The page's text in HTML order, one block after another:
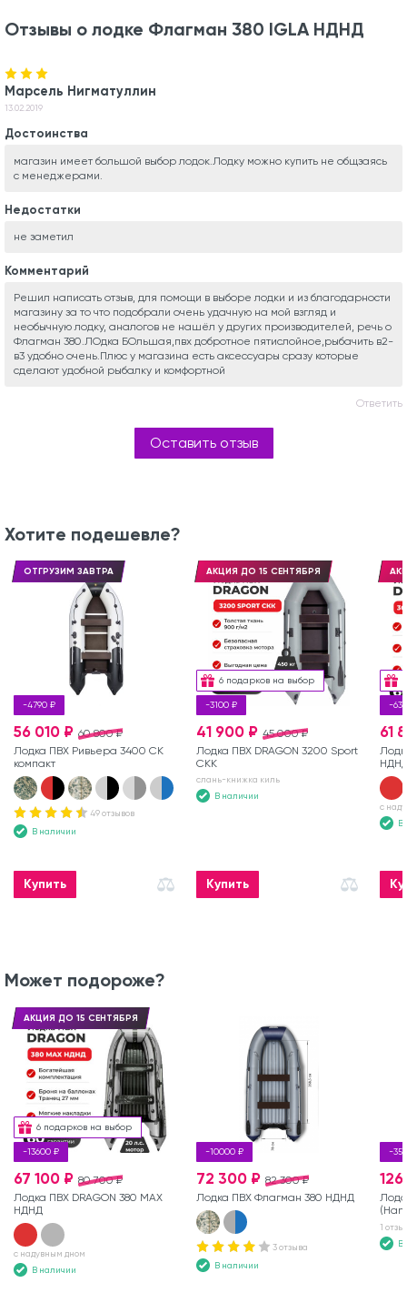
Отзывы о лодке Флагман 380 IGLA НДНД
Марсель Нигматуллин
13.02.2019
Достоинства
магазин имеет большой выбор лодок.Лодку можно купить не общзаясь
с менеджерами.
Недостатки
не заметил
Комментарий
Решил написать отзыв, для помощи в выборе лодки и из благодарности
магазину за то что подобрали очень удачную на мой взгляд и
необычную лодку, аналогов не нашёл у других производителей, речь о
Флагман 380.ЛОдка БОльшая,пвх добротное пятислойное,рыбачить в2-
в3 удобно очень.Плюс у магазина есть аксессуары сразу которые
сделают удобной рыбалку и комфортной
Ответить
Оставить отзыв
Хотите подешевле?
-4790 ₽
ОТГРУЗИМ ЗАВТРА
60 800 ₽
56 010 ₽
Лодка ПВХ Ривьера 3400 СК
компакт
49 отзывов
В наличии
Купить
6 подарков на выбор
-3100 ₽
АКЦИЯ ДО 15 СЕНТЯБРЯ
45 000 ₽
41 900 ₽
Лодка ПВХ DRAGON 3200 Sport
СКК
слань-книжка киль
В наличии
Купить
-
61
с
В
Может подороже?
6 подарков на выбор
-13600 ₽
АКЦИЯ ДО 15 СЕНТЯБРЯ
80 700 ₽
67 100 ₽
Лодка ПВХ DRAGON 380 MAX
НДНД
с надувным дном
В наличии
-10000 ₽
82 300 ₽
72 300 ₽
Лодка ПВХ Флагман 380 НДНД
3 отзыва
В наличии
-
1
В